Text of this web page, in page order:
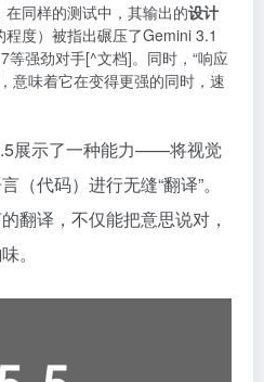
在同样的测试中，其输出的设计
程度）被指出碾压了Gemini 3.1
等强劲对手[^文档]。同时，“响应
意味着它在变得更强的同时，速
展示了一种能力——将视觉
（代码）进行无缝“翻译”。
翻译，不仅能把意思说对，
。